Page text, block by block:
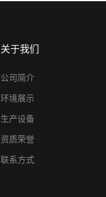
关于我们
公司简介
环境展示
生产设备
资质荣誉
联系方式